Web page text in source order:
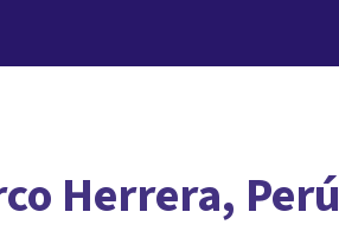
Herrera, Perú